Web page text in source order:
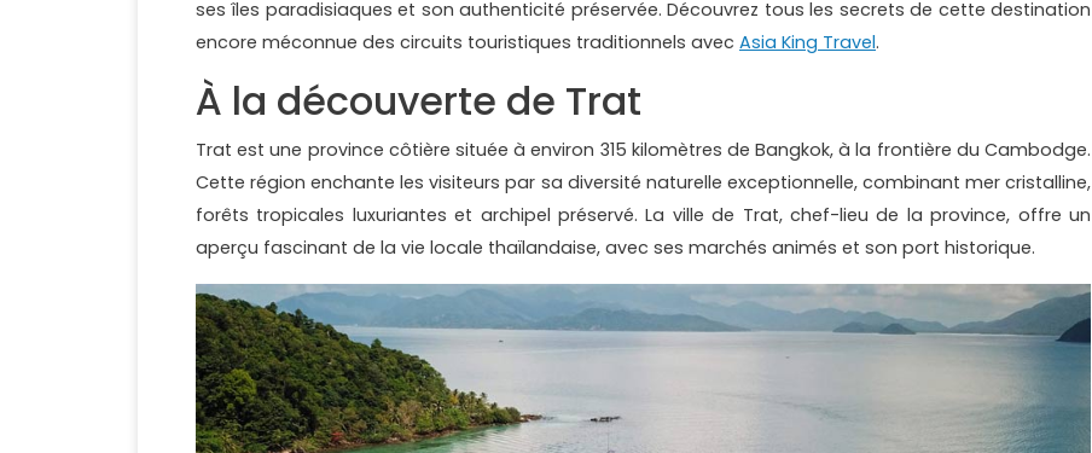
ses îles paradisiaques et son authenticité préservée. Découvrez tous les secrets de cette destination
encore méconnue des circuits touristiques traditionnels avec Asia King Travel.
À la découverte de Trat
Trat est une province côtière située à environ 315 kilomètres de Bangkok, à la frontière du Cambodge.
Cette région enchante les visiteurs par sa diversité naturelle exceptionnelle, combinant mer cristalline,
forêts tropicales luxuriantes et archipel préservé. La ville de Trat, chef-lieu de la province, offre un
aperçu fascinant de la vie locale thaïlandaise, avec ses marchés animés et son port historique.